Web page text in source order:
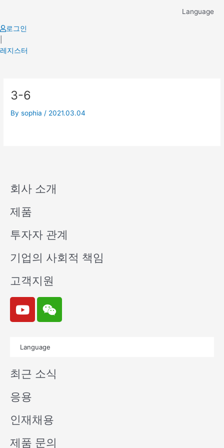
content
Language
로그인
레지스터
3-6
Bysophia / 2021.03.04
회사 소개
제품
투자자 관계
기업의 사회적 책임
고객지원
Y
o
u
e
W
e
i
n
Language
최근 소식
응용
인재채용
제품 문의